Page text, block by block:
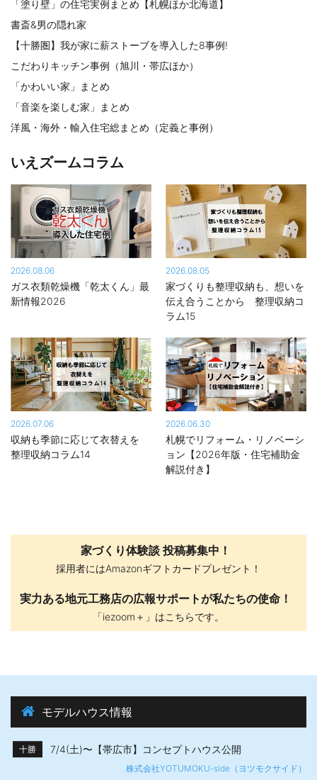
「塗り壁」の住宅実例まとめ【札幌ほか北海道】
書斎&男の隠れ家
【十勝圏】我が家に薪ストーブを導入した8事例!
こだわりキッチン事例（旭川・帯広ほか）
「かわいい家」まとめ
「音楽を楽しむ家」まとめ
洋風・海外・輸入住宅総まとめ（定義と事例）
いえズームコラム
2026.08.06
ガス衣類乾燥機「乾太くん」最
新情報2026
2026.08.05
家づくりも整理収納も、想いを
伝え合うことから 整理収納コ
ラム15
2026.07.06
収納も季節に応じて衣替えを
整理収納コラム14
2026.06.30
札幌でリフォーム・リノベーシ
ョン【2026年版・住宅補助金
解説付き】
家づくり体験談 投稿募集中！
採用者にはAmazonギフトカードプレゼント！
実力ある地元工務店の広報サポートが私たちの使命！
「iezoom＋」はこちらです。
モデルハウス情報
十勝 7/4(土)〜【帯広市】​コンセプトハウス公開
株式会社YOTUMOKU-side（ヨツモクサイド）